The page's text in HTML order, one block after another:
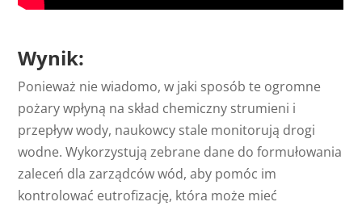
Wynik:
Ponieważ nie wiadomo, w jaki sposób te ogromne
pożary wpłyną na skład chemiczny strumieni i
przepływ wody, naukowcy stale monitorują drogi
wodne. Wykorzystują zebrane dane do formułowania
zaleceń dla zarządców wód, aby pomóc im
kontrolować eutrofizację, która może mieć